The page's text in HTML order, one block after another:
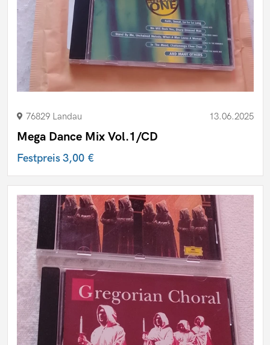
76829 Landau 13.06.2025
Mega Dance Mix Vol.1/CD
Festpreis3,00 €